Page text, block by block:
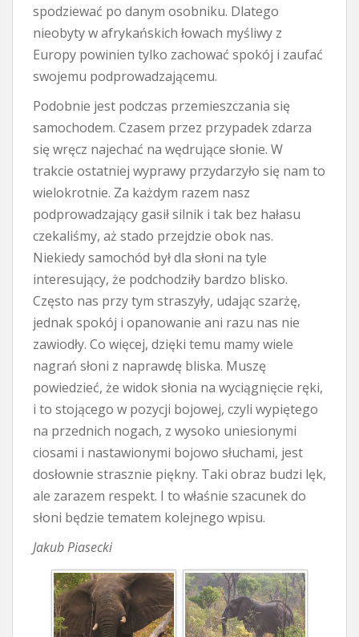
spodziewać po danym osobniku. Dlatego
nieobyty w afrykańskich łowach myśliwy z
Europy powinien tylko zachować spokój i zaufać
swojemu podprowadzającemu.
Podobnie jest podczas przemieszczania się
samochodem. Czasem przez przypadek zdarza
się wręcz najechać na wędrujące słonie. W
trakcie ostatniej wyprawy przydarzyło się nam to
wielokrotnie. Za każdym razem nasz
podprowadzający gasił silnik i tak bez hałasu
czekaliśmy, aż stado przejdzie obok nas.
Niekiedy samochód był dla słoni na tyle
interesujący, że podchodziły bardzo blisko.
Często nas przy tym straszyły, udając szarżę,
jednak spokój i opanowanie ani razu nas nie
zawiodły. Co więcej, dzięki temu mamy wiele
nagrań słoni z naprawdę bliska. Muszę
powiedzieć, że widok słonia na wyciągnięcie ręki,
i to stojącego w pozycji bojowej, czyli wypiętego
na przednich nogach, z wysoko uniesionymi
ciosami i nastawionymi bojowo słuchami, jest
dosłownie strasznie piękny. Taki obraz budzi lęk,
ale zarazem respekt. I to właśnie szacunek do
słoni będzie tematem kolejnego wpisu.
Jakub Piasecki